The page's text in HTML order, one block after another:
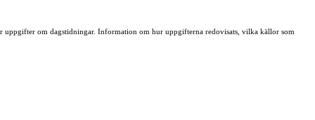
uppgifter om dagstidningar. Information om hur uppgifterna redovisats, vilka källor som